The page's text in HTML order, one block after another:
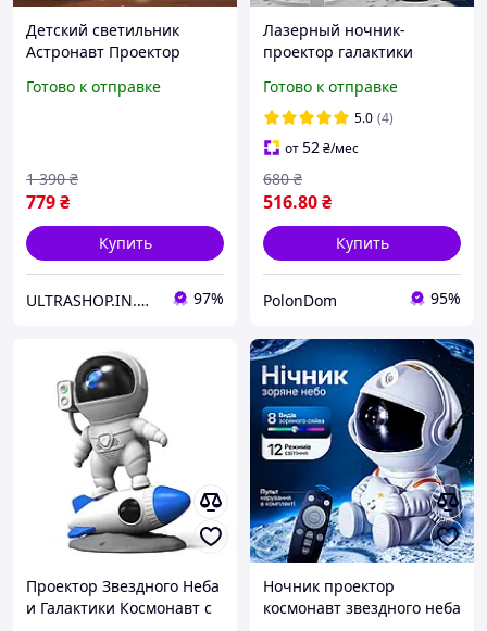
Детский светильник
Астронавт Проектор
Звездного Неба с
Готово к отправке
779₴
1 390 ₴
Купить
ULTRASHOP.IN.UA 🛒 Интернет-магазин трендовых гаджетов 97%
Лазерный ночник-
проектор галактики
колонкой, пультом и 8
режимами, детский
ночник от USB
Готово к отправке
5.0 (4)
от52₴/мес
516.80₴
680 ₴
Купить
PolonDom 95%
Проектор Звездного Неба
и Галактики Космонавт с
Ночник проектор
космонавт звездного неба